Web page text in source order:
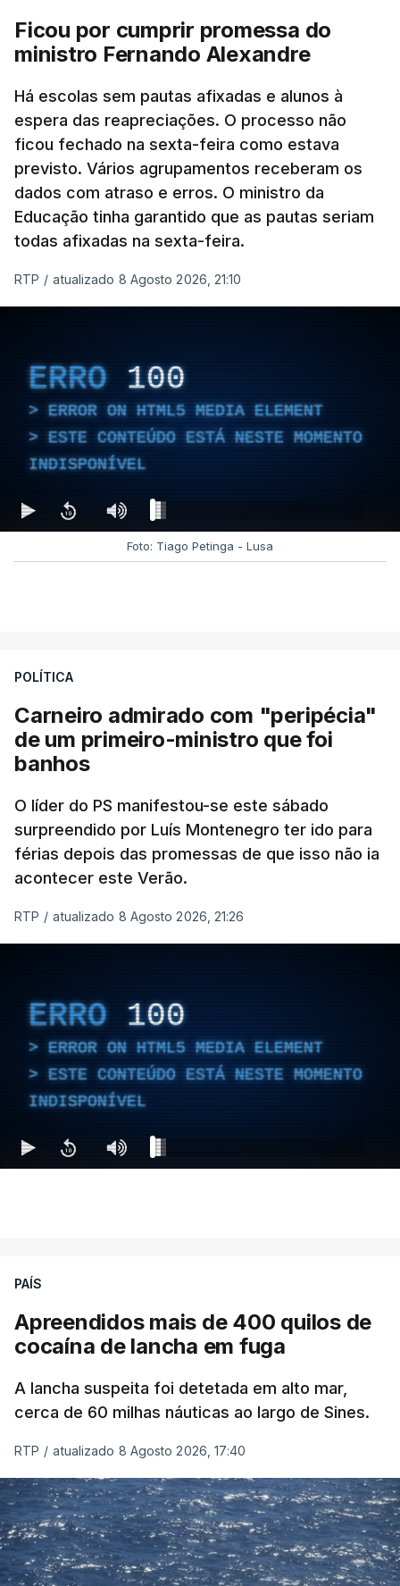
Ficou por cumprir promessa do
ministro Fernando Alexandre
Há escolas sem pautas afixadas e alunos à
espera das reapreciações. O processo não
ficou fechado na sexta-feira como estava
previsto. Vários agrupamentos receberam os
dados com atraso e erros. O ministro da
Educação tinha garantido que as pautas seriam
todas afixadas na sexta-feira.
RTP / atualizado 8 Agosto 2026, 21:10
ERRO 100
ERROR ON HTML5 MEDIA ELEMENT
ESTE CONTEÚDO ESTÁ NESTE MOMENTO
INDISPONÍVEL
Foto: Tiago Petinga - Lusa
POLÍTICA
Carneiro admirado com "peripécia"
de um primeiro-ministro que foi
banhos
O líder do PS manifestou-se este sábado
surpreendido por Luís Montenegro ter ido para
férias depois das promessas de que isso não ia
acontecer este Verão.
RTP / atualizado 8 Agosto 2026, 21:26
ERRO 100
ERROR ON HTML5 MEDIA ELEMENT
ESTE CONTEÚDO ESTÁ NESTE MOMENTO
INDISPONÍVEL
PAÍS
Apreendidos mais de 400 quilos de
cocaína de lancha em fuga
A lancha suspeita foi detetada em alto mar,
cerca de 60 milhas náuticas ao largo de Sines.
RTP / atualizado 8 Agosto 2026, 17:40